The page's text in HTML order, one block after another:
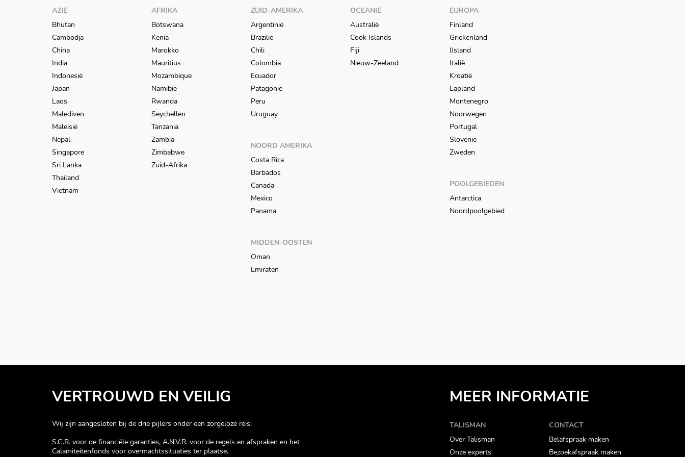
AZIË
Bhutan
Cambodja
China
India
Indonesië
Japan
Laos
Malediven
Maleisië
Nepal
Singapore
Sri Lanka
Thailand
Vietnam
AFRIKA
Botswana
Kenia
Marokko
Mauritius
Mozambique
Namibië
Rwanda
Seychellen
Tanzania
Zambia
Zimbabwe
Zuid-Afrika
ZUID-AMERIKA
Argentinië
Brazilië
Chili
Colombia
Ecuador
Patagonië
Peru
Uruguay
NOORD AMERIKA
Costa Rica
Barbados
Canada
Mexico
Panama
MIDDEN-OOSTEN
Oman
Emiraten
OCEANIË
Australië
Cook Islands
Fiji
Nieuw-Zeeland
EUROPA
Finland
Griekenland
IJsland
Italië
Kroatië
Lapland
Montenegro
Noorwegen
Portugal
Slovenië
Zweden
POOLGEBIEDEN
Antarctica
Noordpoolgebied
MEER INFORMATIE
TALISMAN
Over Talisman
Onze experts
CONTACT
Belafspraak maken
Bezoekafspraak maken
VERTROUWD EN VEILIG
Wij zijn aangesloten bij de drie pijlers onder een zorgeloze reis:
S.G.R. voor de financiële garanties, A.N.V.R. voor de regels en afspraken en het
Calamiteitenfonds voor overmachtssituaties ter plaatse.